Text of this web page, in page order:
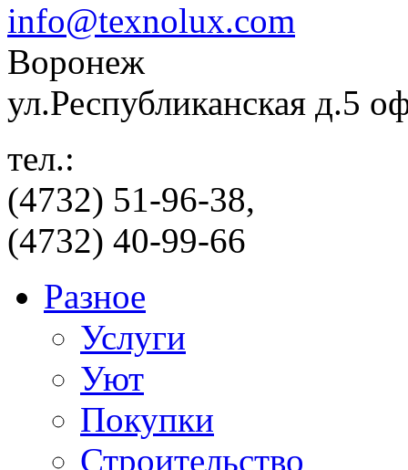
info@texnolux.com
Воронеж
ул.Республиканская д.5
тел.:
(4732) 51-96-38,
(4732) 40-99-66
Разное
Услуги
Уют
Покупки
Строительство